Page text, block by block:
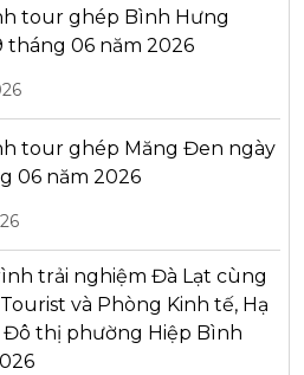
tour ghép Bình Hưng
tháng 06 năm 2026
tour ghép Măng Đen ngày
06 năm 2026
trải nghiệm Đà Lạt cùng
và Phòng Kinh tế, Hạ
Đô thị phường Hiệp Bình